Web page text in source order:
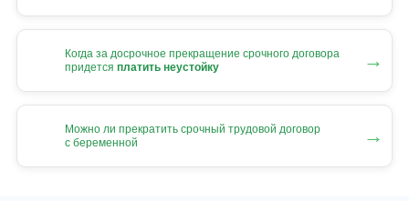
Когда за досрочное прекращение срочного договора
придется платить неустойку →
Можно ли прекратить срочный трудовой договор
с беременной
→